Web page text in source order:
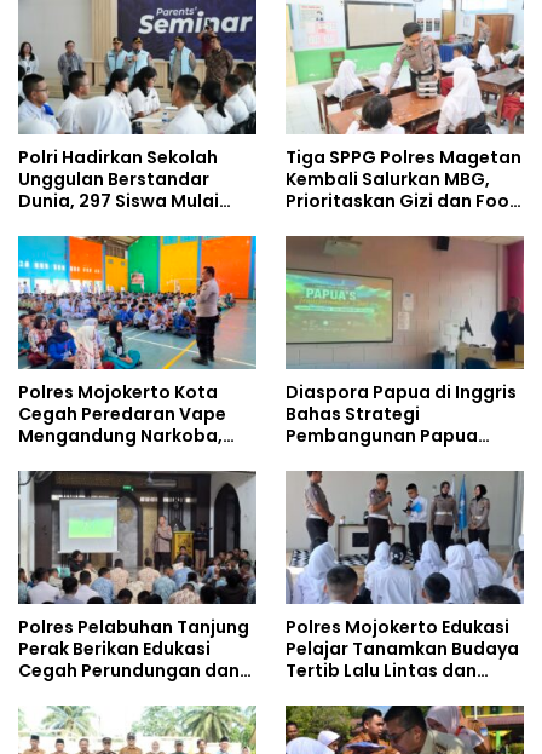
Polri Hadirkan Sekolah
Unggulan Berstandar
Dunia, 297 Siswa Mulai
Tiga SPPG Polres Magetan
Kembali Salurkan MBG,
Prioritaskan Gizi dan Food
Polres Mojokerto Kota
Cegah Peredaran Vape
Mengandung Narkoba,
Kalangan Remaja
Diaspora Papua di Inggris
Bahas Strategi
Pembangunan Papua
Doktoral Internasional
Polres Pelabuhan Tanjung
Perak Berikan Edukasi
Cegah Perundungan dan
kepada Pelajar MPLS
Polres Mojokerto Edukasi
Pelajar Tanamkan Budaya
Tertib Lalu Lintas dan